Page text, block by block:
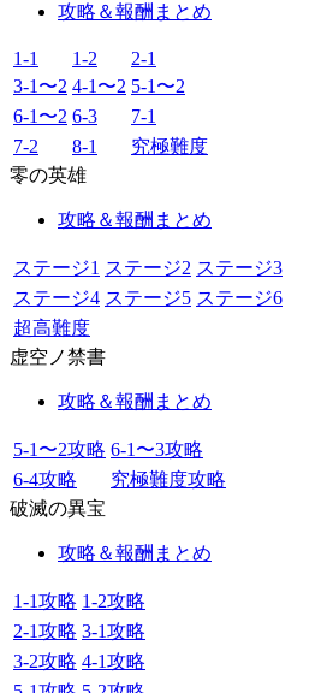
攻略＆報酬まとめ
1-1 1-2
2-1
3-1〜2 4-1〜2 5-1〜2
6-1〜2 6-3
7-1
7-2
8-1
究極難度
零の英雄
攻略＆報酬まとめ
ステージ1 ステージ2 ステージ3
ステージ4 ステージ5 ステージ6
超高難度
虚空ノ禁書
攻略＆報酬まとめ
5-1〜2攻略 6-1〜3攻略
6-4攻略
究極難度攻略
破滅の異宝
攻略＆報酬まとめ
1-1攻略 1-2攻略
2-1攻略 3-1攻略
3-2攻略 4-1攻略